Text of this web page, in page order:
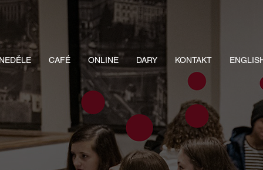
CAFÉ ONLINE DARY KONTAKT